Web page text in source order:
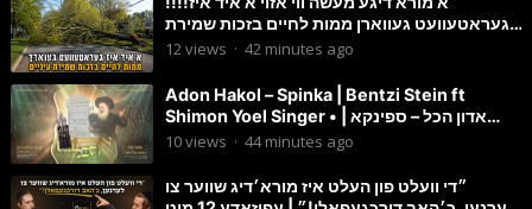
געראטעוועט געווארן ממות לחיים בזכות שמירת
עיניים
12views · 42 minutes ago
Adon Hakol – Spinka | Bentzi Stein ft
Shimon Yoel Singer • אדון הכל – ספינקא |
בנצי שטיין, ש”י זינגר
10views · 44 minutes ago
״די וועלט פון העלט איז מורא׳דיג שווער צו